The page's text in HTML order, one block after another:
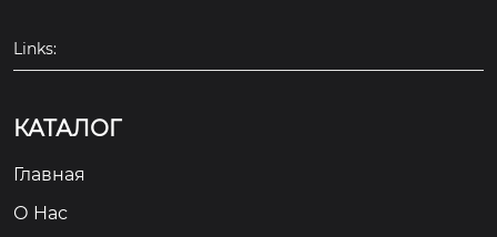
Links:
КАТАЛОГ
Главная
О Hас